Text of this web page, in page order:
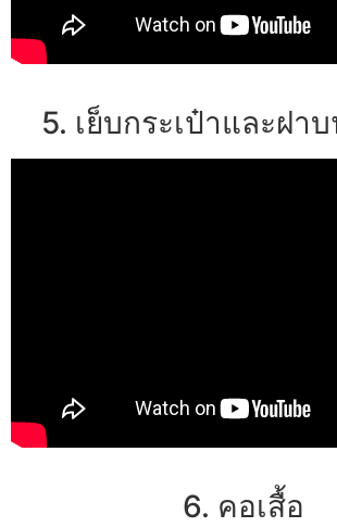
5. เย็บกระเป๋าและฝา
6. คอเสื้อ